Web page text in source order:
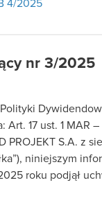
4/2025
nr 3/2025
Art. 17 ust. 1 MAR
PROJEKT S.A. z
niniejszym
roku podjął